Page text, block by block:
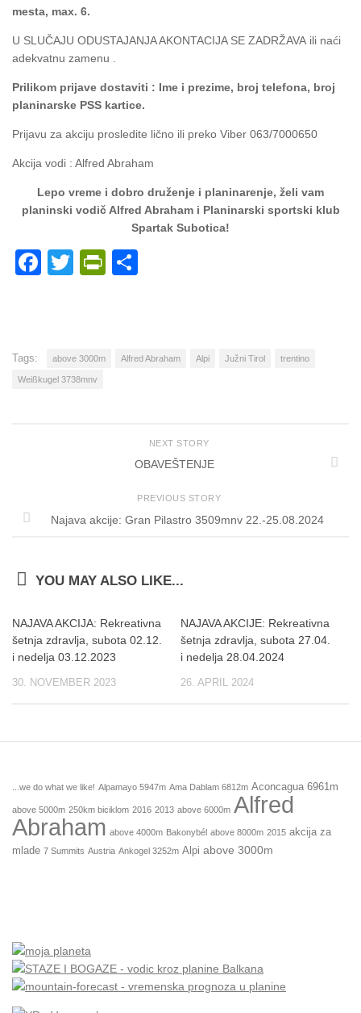
mesta, max. 6.
U SLUČAJU ODUSTAJANJA AKONTACIJA SE ZADRŽAVA ili naći
adekvatnu zamenu .
Prilikom prijave dostaviti : Ime i prezime, broj telefona, broj
planinarske PSS kartice.
Prijavu za akciju prosledite lično ili preko Viber 063/7000650
Akcija vodi : Alfred Abraham
Lepo vreme i dobro druženje i planinarenje, želi vam
planinski vodič Alfred Abraham i Planinarski sportski klub
Spartak Subotica!
Facebook
TwitterPrintFriendly
Tags: above 3000m Alfred Abraham Alpi Južni Tirol trentino
Weißkugel 3738mnv
NEXT STORY
OBAVEŠTENJE
PREVIOUS STORY
Najava akcije: Gran Pilastro 3509mnv 22.-25.08.2024
YOU MAY ALSO LIKE...
NAJAVA AKCIJA: Rekreativna
šetnja zdravlja, subota 02.12.
i nedelja 03.12.2023
30. NOVEMBER 2023
NAJAVA AKCIJE: Rekreativna
šetnja zdravlja, subota 27.04.
i nedelja 28.04.2024
26. APRIL 2024
...we do what we like! Alpamayo 5947m Ama Dablam 6812m Aconcagua 6961m
above 5000m 250km biciklom 2016 2013 above 6000m Alfred
Abraham above 4000m Bakonybél above 8000m 2015 akcija za
mlade 7 Summits Austria Ankogel 3252m Alpi above 3000m